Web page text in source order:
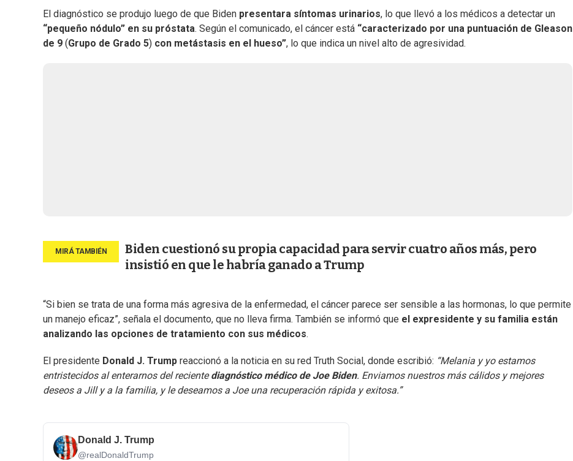
El diagnóstico se produjo luego de que Biden presentara síntomas urinarios, lo que llevó a los médicos a detectar un
“pequeño nódulo” en su próstata. Según el comunicado, el cáncer está “caracterizado por una puntuación de Gleason
de 9 (Grupo de Grado 5) con metástasis en el hueso”, lo que indica un nivel alto de agresividad.
Biden cuestionó su propia capacidad para servir cuatro años más, pero
insistió en que le habría ganado a Trump
“Si bien se trata de una forma más agresiva de la enfermedad, el cáncer parece ser sensible a las hormonas, lo que permite
un manejo eficaz”, señala el documento, que no lleva firma. También se informó que el expresidente y su familia están
analizando las opciones de tratamiento con sus médicos.
El presidente Donald J. Trump reaccionó a la noticia en su red Truth Social, donde escribió: “Melania y yo estamos
entristecidos al enterarnos del recientediagnóstico médico de Joe Biden. Enviamos nuestros más cálidos y mejores
deseos a Jill y a la familia, y le deseamos a Joe una recuperación rápida y exitosa.”
Donald J. Trump
@realDonaldTrump